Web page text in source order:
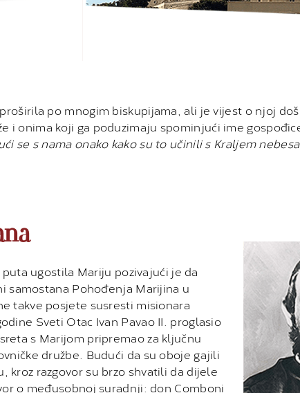
po mnogim biskupijama, ali je vijest o njoj
i onima koji ga poduzimaju spominjući ime
se s nama onako kako su to učinili s Kraljem
ugostila Mariju pozivajući je da
samostana Pohođenja Marijina u
takve posjete susresti misionara
Sveti Otac Ivan Pavao II. proglasio
s Marijom pripremao za ključnu
družbe. Budući da su oboje gajili
kroz razgovor su brzo shvatili da dijele
o međusobnoj suradnji: don Comboni